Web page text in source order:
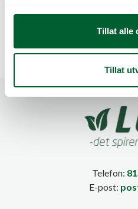
Tillat alle
Tillat
2MM (500)
Telefon:
E-post: